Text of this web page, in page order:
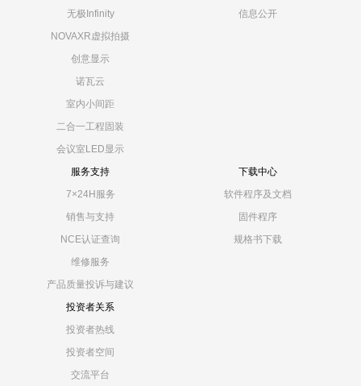
无极Infinity
NOVAXR虚拟拍摄
创意显示
诺瓦云
室内小间距
二合一工程固装
会议室LED显示
信息公开
服务支持
7×24H服务
销售与支持
NCE认证查询
维修服务
产品质量投诉与建议
下载中心
软件程序及文档
固件程序
规格书下载
投资者关系
投资者热线
投资者空间
交流平台